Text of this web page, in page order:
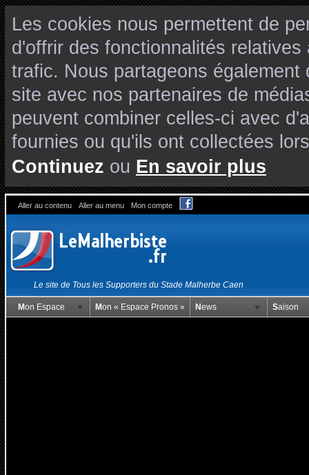
Les cookies nous permettent de
d'offrir des fonctionnalités
trafic. Nous partageons
site avec nos partenaires de
peuvent combiner celles-ci avec
fournies ou qu'ils ont collectées
Continuez ou En savoir plus
Aller au contenu Aller au menu Mon compte
Le site de Tous les Supporters du Stade Malherbe Caen
Mon Espace Mon « Espace Pronos » News Saison